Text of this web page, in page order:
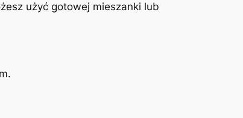
użyć gotowej mieszanki lub